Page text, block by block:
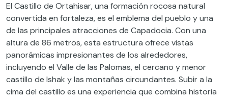
El Castillo de Ortahisar, una formación rocosa natural
convertida en fortaleza, es el emblema del pueblo y una
de las principales atracciones de Capadocia. Con una
altura de 86 metros, esta estructura ofrece vistas
panorámicas impresionantes de los alrededores,
incluyendo el Valle de las Palomas, el cercano y menor
castillo de Ishak y las montañas circundantes. Subir a la
cima del castillo es una experiencia que combina historia